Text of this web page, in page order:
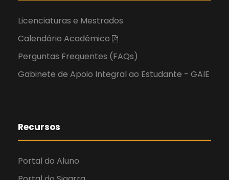
Licenciaturas e Mestrados
Calendário Académico
Perguntas Frequentes (FAQs)
Gabinete de Apoio Integral ao Estudante - GAIE
Recursos
Portal do Aluno